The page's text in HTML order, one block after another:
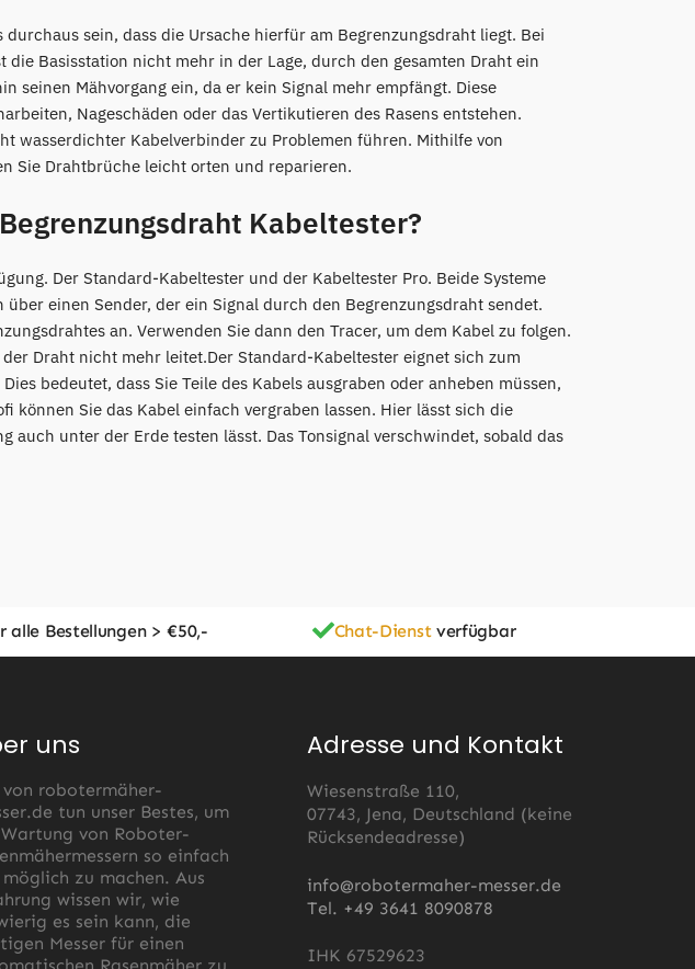
sein, dass die Ursache hierfür am Begrenzungsdraht liegt. Bei
die Basisstation nicht mehr in der Lage, durch den gesamten Draht ein
seinen Mähvorgang ein, da er kein Signal mehr empfängt. Diese
Nageschäden oder das Vertikutieren des Rasens entstehen.
wasserdichter Kabelverbinder zu Problemen führen. Mithilfe von
Sie Drahtbrüche leicht orten und reparieren.
Kabeltester?
Der Standard-Kabeltester und der Kabeltester Pro. Beide Systeme
einen Sender, der ein Signal durch den Begrenzungsdraht sendet.
an. Verwenden Sie dann den Tracer, um dem Kabel zu folgen.
Draht nicht mehr leitet.Der Standard-Kabeltester eignet sich zum
bedeutet, dass Sie Teile des Kabels ausgraben oder anheben müssen,
können Sie das Kabel einfach vergraben lassen. Hier lässt sich die
auch unter der Erde testen lässt. Das Tonsignal verschwindet, sobald das
alle Bestellungen > €50,- Chat-Dienstverfügbar
uns
robotermäher-
tun unser Bestes, um
von Roboter-
so einfach
zu machen. Aus
wissen wir, wie
es sein kann, die
Messer für einen
Adresse und Kontakt
Wiesenstraße 110,
07743, Jena, Deutschland (keine
Rücksendeadresse)
info@robotermaher-messer.de
Tel. +49 3641 8090878
IHK 67529623